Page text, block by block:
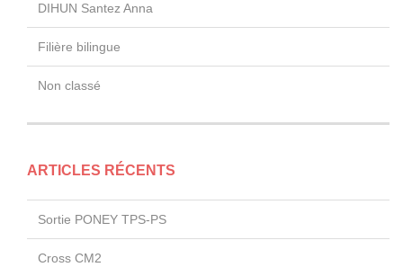
DIHUN Santez Anna
Filière bilingue
Non classé
ARTICLES RÉCENTS
Sortie PONEY TPS-PS
Cross CM2